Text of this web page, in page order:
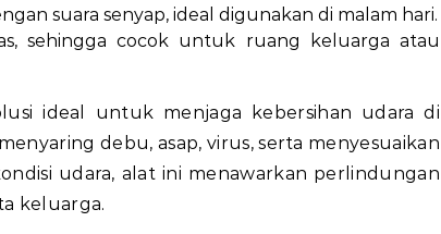
suara senyap, ideal digunakan di malam hari.
sehingga cocok untuk ruang keluarga atau
ideal untuk menjaga kebersihan udara di
debu, asap, virus, serta menyesuaikan
udara, alat ini menawarkan perlindungan
keluarga.